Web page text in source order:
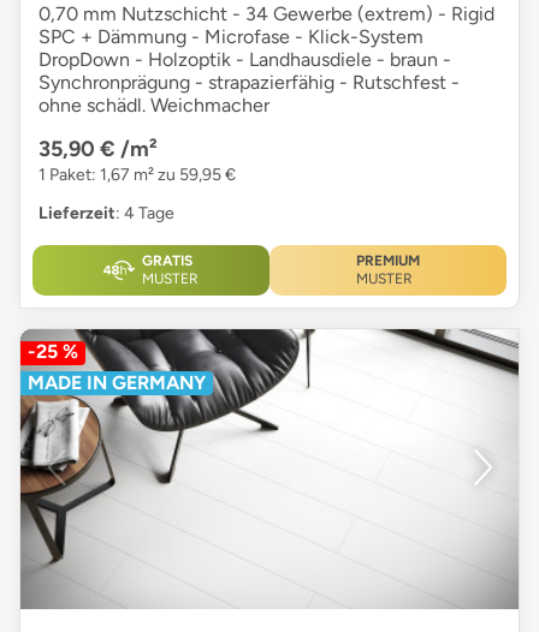
0,70 mm Nutzschicht - 34 Gewerbe (extrem) - Rigid
SPC + Dämmung - Microfase - Klick-System
DropDown - Holzoptik - Landhausdiele - braun -
Synchronprägung - strapazierfähig - Rutschfest -
ohne schädl. Weichmacher
35,90 € /m²
1 Paket: 1,67 m² zu 59,95 €
Lieferzeit: 4 Tage
GRATIS
MUSTER
PREMIUM
MUSTER
-25 %
MADE IN GERMANY